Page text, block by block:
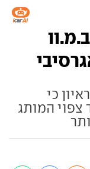
כי
צפוי המותג